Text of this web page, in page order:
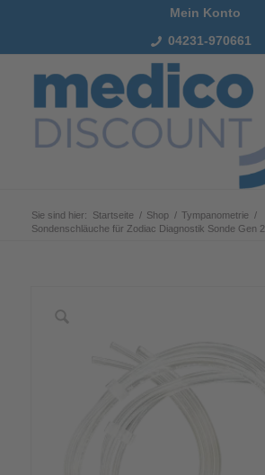
Mein Konto
04231-970661
Sie sind hier: Startseite / Shop / Tympanometrie /
Sondenschläuche für Zodiac Diagnostik Sonde Gen 2